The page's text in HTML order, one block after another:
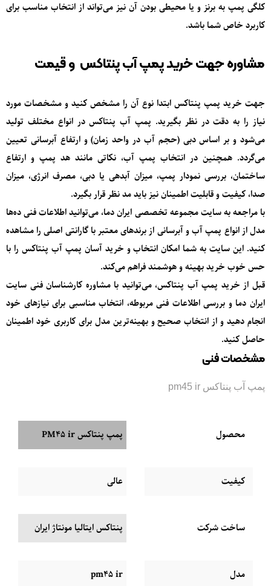
کلگی پمپ به برنز و یا محیطی بودن آن نیز می‌تواند از انتخاب مناسب برای
کاربرد خاص شما باشد.
مشاوره جهت خرید پمپ آب پنتاکس و قیمت
جهت خرید پمپ پنتاکس ابتدا نوع آن را مشخص کنید و مشخصات مورد
نیاز را به دقت در نظر بگیرید. پمپ آب پنتاکس در انواع مختلف تولید
می‌شود و بر اساس دبی (حجم آب در واحد زمان) و ارتفاع آبرسانی تعیین
می‌گردد. همچنین در انتخاب پمپ آب، نکاتی مانند هد پمپ و ارتفاع
ساختمان، بررسی نمودار پمپ، میزان آبدهی یا دبی، مصرف انرژی، میزان
صدا، کیفیت و قابلیت اطمینان نیز باید مد نظر قرار بگیرد.
با مراجعه به سایت مجموعه تخصصی ایران دما، می‌توانید اطلاعات فنی ده‌ها
مدل از انواع پمپ آب و آبرسانی از برندهای معتبر با گارانتی اصلی را مشاهده
کنید. این سایت به شما امکان انتخاب و خرید آسان پمپ آب پنتاکس را با
حس خوب خرید بهینه و هوشمند فراهم می‌کند.
قبل از خرید پمپ آب پنتاکس، می‌توانید با مشاوره کارشناسان فنی سایت
ایران دما و بررسی اطلاعات فنی مربوطه، انتخاب مناسبی برای نیازهای خود
انجام دهید و از انتخاب صحیح و بهینه‌ترین مدل برای کاربری خود اطمینان
حاصل کنید.
مشخصات فنی
پمپ آب پنتاکس pm45 ir
محصول پمپ پنتاکس PM45 ir
کیفیت عالی
ساخت شرکت پنتاکس ایتالیا مونتاژ ایران
مدل pm45 ir